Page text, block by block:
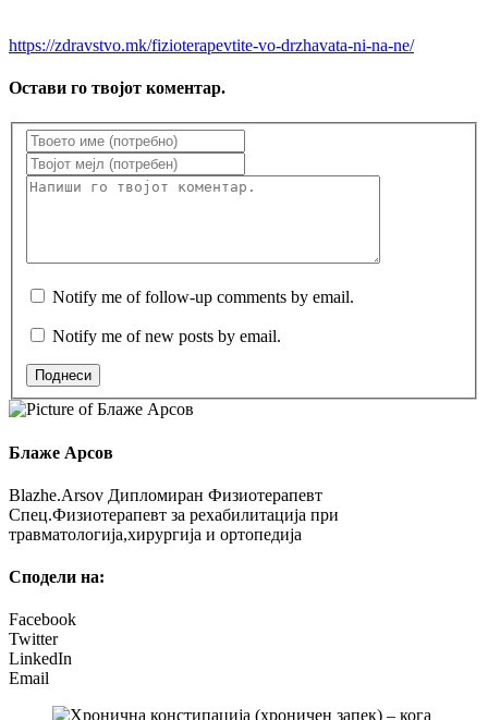
https://zdravstvo.mk/fizioterapevtite-vo-drzhavata-ni-na-ne/
Остави го твојот коментар.
Notify me of follow-up comments by email.
Notify me of new posts by email.
Поднеси
Блаже Арсов
Blazhe.Arsov Дипломиран Физиотерапевт
Спец.Физиотерапевт за рехабилитација при
травматологија,хирургија и ортопедија
Сподели на:
Facebook
Twitter
LinkedIn
Email